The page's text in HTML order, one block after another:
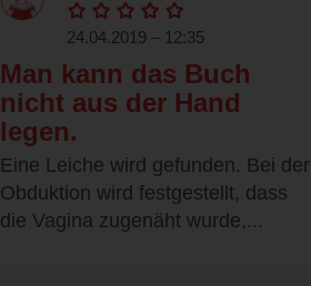
24.04.2019 – 12:35
Man kann das Buch
nicht aus der Hand
legen.
Eine Leiche wird gefunden. Bei der
Obduktion wird festgestellt, dass
die Vagina zugenäht wurde,...